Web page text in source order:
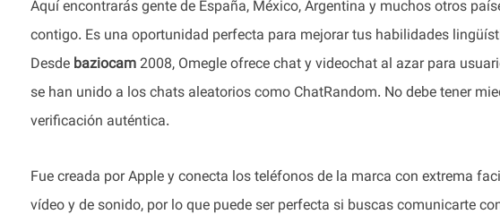
Aquí encontrarás gente de España, México, Argentina y muchos otros
contigo. Es una oportunidad perfecta para mejorar tus habilidades
Desde baziocam2008, Omegle ofrece chat y videochat al azar para
se han unido a los chats aleatorios como ChatRandom. No debe tener
verificación auténtica.
Fue creada por Apple y conecta los teléfonos de la marca con extrema
vídeo y de sonido, por lo que puede ser perfecta si buscas comunicarte